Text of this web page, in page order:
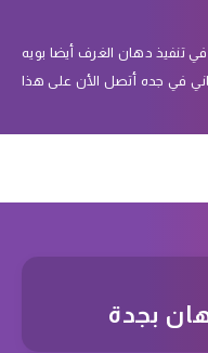
تنفيذ دهان الغرف أيضا بويه
في جده أتصل الأن على هذا
بجدة